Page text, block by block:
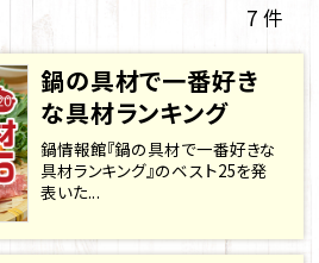
7 件
鍋の具材で一番好き
な具材ランキング
鍋情報館『鍋の具材で一番好きな
具材ランキング』のベスト25を発
表いた...